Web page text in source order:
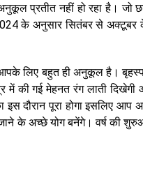
प्रतीत नहीं हो रहा है। जो
के अनुसार सितंबर से अक्टूबर
बहुत ही अनुकूल है। बृहस्पति
में की गई मेहनत रंग लाती
दौरान पूरा होगा इसलिए आप
अच्छे योग बनेंगे। वर्ष की शुरुआत